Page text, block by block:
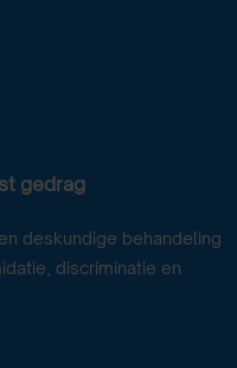
gedrag
deskundige behandeling
discriminatie en